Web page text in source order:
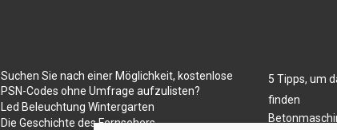
Suchen Sie nach einer Möglichkeit, kostenlose
PSN-Codes ohne Umfrage aufzulisten?
Led Beleuchtung Wintergarten
Die Geschichte des Fernsehers
5 Tipps, um
finden